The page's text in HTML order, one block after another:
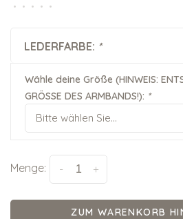
• • • • •
LEDERFARBE: *
Wähle deine Größe (HINWEIS:
GRÖSSE DES ARMBANDS!): *
Bitte wählen Sie...
Menge: +
-
ZUM WARENKORB